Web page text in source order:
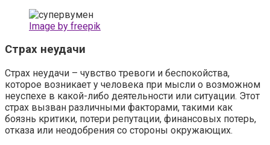
Image by freepik
Страх неудачи
Страх неудачи – чувство тревоги и беспокойства,
которое возникает у человека при мысли о возможном
неуспехе в какой-либо деятельности или ситуации. Этот
страх вызван различными факторами, такими как
боязнь критики, потери репутации, финансовых потерь,
отказа или неодобрения со стороны окружающих.